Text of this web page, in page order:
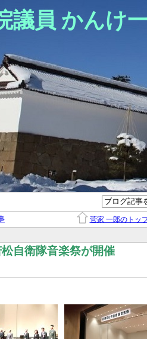
議員 かんけ
菅家 一郎のトッ
自衛隊音楽祭が開催